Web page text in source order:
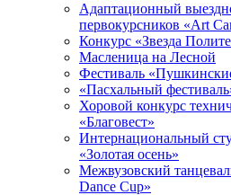
Адаптационный
первокурсников «Art
Конкурс «Звезда
Масленица на Лесной
Фестиваль
«Пасхальный
Хоровой конкурс
«Благовест»
Интернациональный
«Золотая осень»
Межвузовский
Dance Cup»